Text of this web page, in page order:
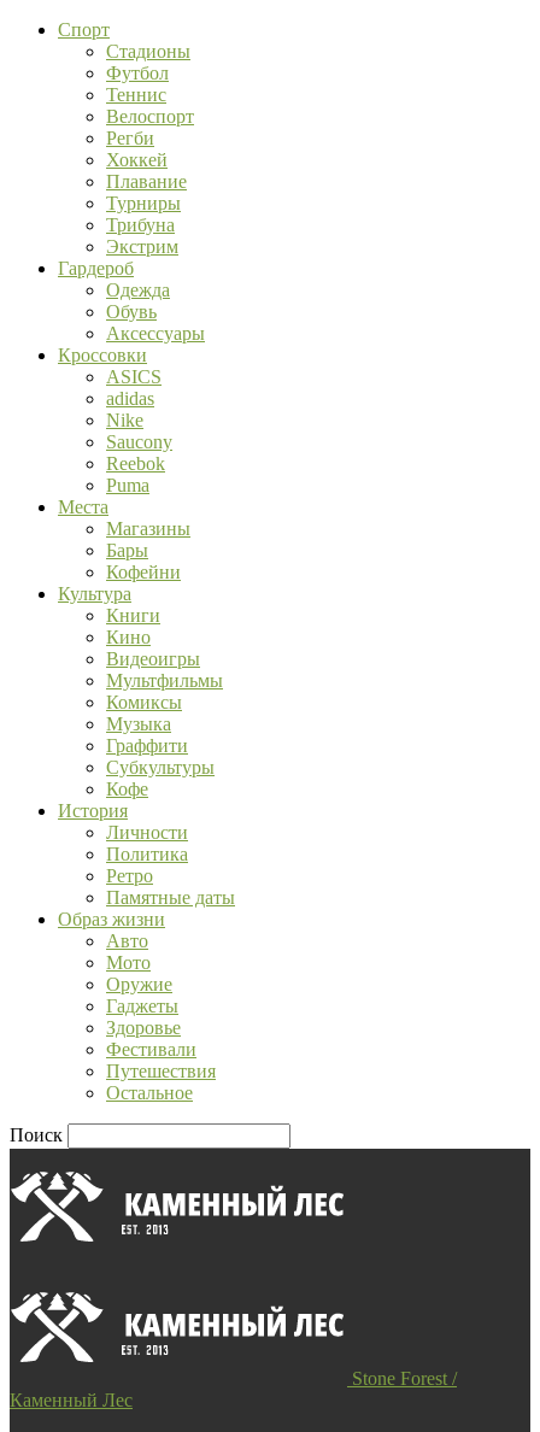
Спорт
Стадионы
Футбол
Теннис
Велоспорт
Регби
Хоккей
Плавание
Турниры
Трибуна
Экстрим
Гардероб
Одежда
Обувь
Аксессуары
Кроссовки
ASICS
adidas
Nike
Saucony
Reebok
Puma
Места
Магазины
Бары
Кофейни
Культура
Книги
Кино
Видеоигры
Мультфильмы
Комиксы
Музыка
Граффити
Субкультуры
Кофе
История
Личности
Политика
Ретро
Памятные даты
Образ жизни
Авто
Мото
Оружие
Гаджеты
Здоровье
Фестивали
Путешествия
Остальное
Поиск
Stone Forest /
Каменный Лес